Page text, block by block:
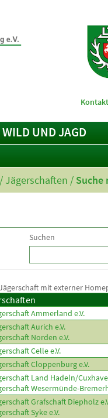
WILD UND JAGD
/Jägerschaften / Suche
Suchen
mit externer
Ammerland e.V.
Aurich e.V.
Norden e.V.
Celle e.V.
Cloppenburg e.V.
Land Hadeln/
Wesermünde-
Grafschaft Diepholz
Syke e.V.